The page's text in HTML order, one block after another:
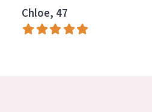
Empfindliche Haut
Chloe, 47